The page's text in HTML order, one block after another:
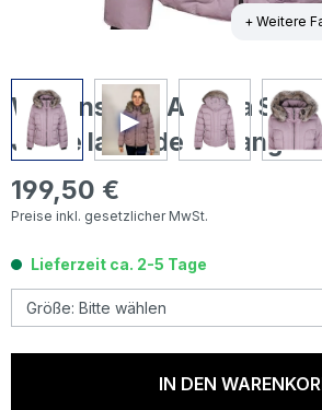
+ Weitere
Wellensteyn Astoria
Jacke lavendermelange
Regulärer Preis:
199,50 €
Preise inkl. gesetzlicher MwSt.
Lieferzeit ca. 2-5 Tage
IN DEN